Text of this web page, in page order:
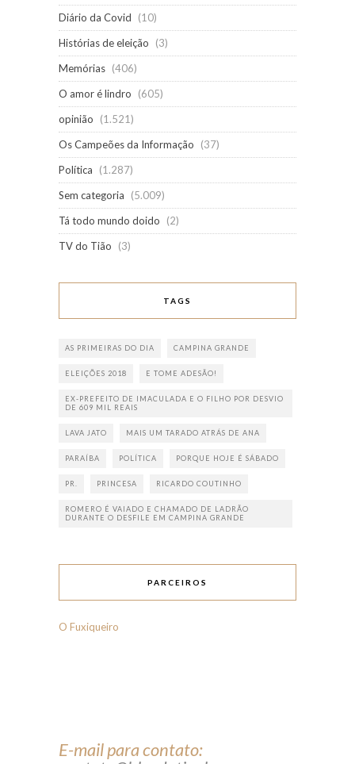
Diário da Covid
(10)
Histórias de eleição
(3)
Memórias (406)
O amor é lindro
(605)
opinião
(1.521)
Os Campeões da Informação
(37)
Política
(1.287)
Sem categoria
(5.009)
Tá todo mundo doido
(2)
TV do Tião
(3)
TAGS
AS PRIMEIRAS DO DIA CAMPINA GRANDE
ELEIÇÕES 2018 E TOME ADESÃO!
EX-PREFEITO DE IMACULADA E O FILHO POR DESVIO
DE 609 MIL REAIS
LAVA JATO MAIS UM TARADO ATRÁS DE ANA
PARAÍBA POLÍTICA PORQUE HOJE É SÁBADO
PR. PRINCESA RICARDO COUTINHO
ROMERO É VAIADO E CHAMADO DE LADRÃO
DURANTE O DESFILE EM CAMPINA GRANDE
PARCEIROS
O Fuxiqueiro
E-mail para contato: